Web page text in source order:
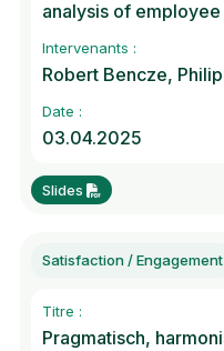
analysis of
Intervenants :
Robert Bencze,
Date :
03.04.2025
Slides
Satisfaction / Engagement
Titre :
Pragmatisch,